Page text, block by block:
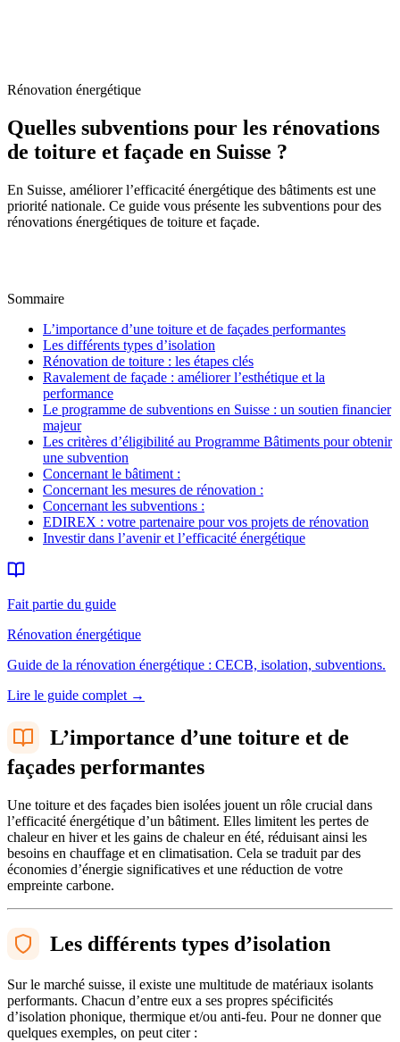
en Suisse ?
Rénovation énergétique
Quelles subventions pour les rénovations
de toiture et façade en Suisse ?
En Suisse, améliorer l’efficacité énergétique des bâtiments est une
priorité nationale. Ce guide vous présente les subventions pour des
rénovations énergétiques de toiture et façade.
Sommaire
L’importance d’une toiture et de façades performantes
Les différents types d’isolation
Rénovation de toiture : les étapes clés
Ravalement de façade : améliorer l’esthétique et la
performance
Le programme de subventions en Suisse : un soutien financier
majeur
Les critères d’éligibilité au Programme Bâtiments pour obtenir
une subvention
Concernant le bâtiment :
Concernant les mesures de rénovation :
Concernant les subventions :
EDIREX : votre partenaire pour vos projets de rénovation
Investir dans l’avenir et l’efficacité énergétique
Fait partie du guide
Rénovation énergétique
Guide de la rénovation énergétique : CECB, isolation, subventions.
Lire le guide complet →
L’importance d’une toiture et de
façades performantes
Une toiture et des façades bien isolées jouent un rôle crucial dans
l’efficacité énergétique d’un bâtiment. Elles limitent les pertes de
chaleur en hiver et les gains de chaleur en été, réduisant ainsi les
besoins en chauffage et en climatisation. Cela se traduit par des
économies d’énergie significatives et une réduction de votre
empreinte carbone.
Les différents types d’isolation
Sur le marché suisse, il existe une multitude de matériaux isolants
performants. Chacun d’entre eux a ses propres spécificités
d’isolation phonique, thermique et/ou anti-feu. Pour ne donner que
quelques exemples, on peut citer :